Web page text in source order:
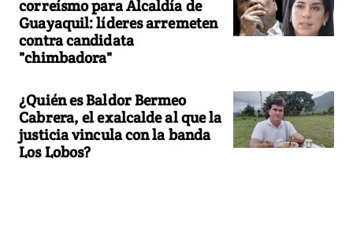
correísmo para Alcaldía de
Guayaquil: líderes arremeten
contra candidata
"chimbadora"
¿Quién es Baldor Bermeo
Cabrera, el exalcalde al que la
justicia vincula con la banda
Los Lobos?